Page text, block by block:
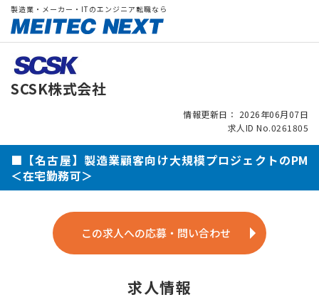
製造業・メーカー・ITのエンジニア転職なら
SCSK株式会社
情報更新日： 2026年06月07日
求人ID No.0261805
■【名古屋】製造業顧客向け大規模プロジェクトのPM
＜在宅勤務可＞
この求人への応募・問い合わせ
求人情報